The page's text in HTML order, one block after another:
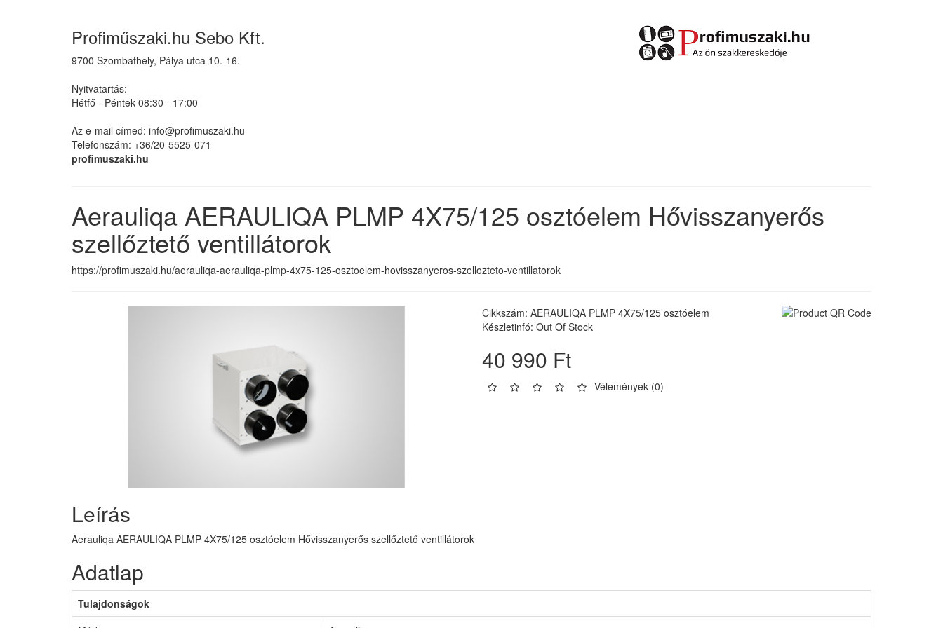
Profiműszaki.hu Sebo Kft.
9700 Szombathely, Pálya utca 10.-16.
Nyitvatartás:
Hétfő - Péntek 08:30 - 17:00
Az e-mail címed: info@profimuszaki.hu
Telefonszám: +36/20-5525-071
profimuszaki.hu
Aerauliqa AERAULIQA PLMP 4X75/125 osztóelem Hővisszanyerős
szellőztető ventillátorok
https://profimuszaki.hu/aerauliqa-aerauliqa-plmp-4x75-125-osztoelem-hovisszanyeros-szellozteto-ventillatorok
Cikkszám: AERAULIQA PLMP 4X75/125 osztóelem
Készletinfó: Out Of Stock
40 990 Ft
Vélemények (0)
Leírás
Aerauliqa AERAULIQA PLMP 4X75/125 osztóelem Hővisszanyerős szellőztető ventillátorok
Adatlap
Tulajdonságok